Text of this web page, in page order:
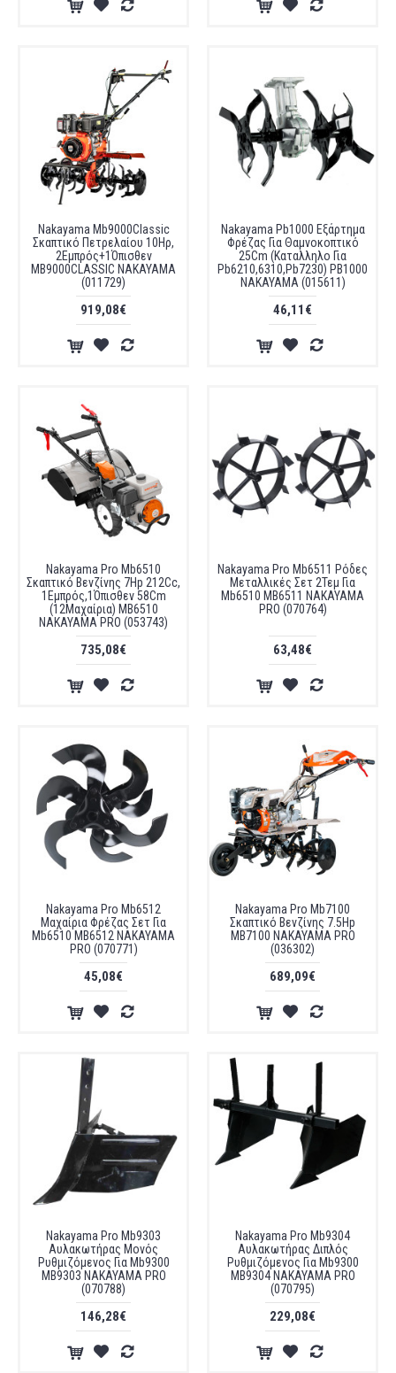
Nakayama Mb9000Classic
Σκαπτικό Πετρελαίου 10Ηρ,
2Εμπρός+1Όπισθεν
MB9000CLASSIC NAKAYAMA
(011729)
919,08€
Nakayama Pb1000 Εξάρτημα
Φρέζας Για Θαμνοκοπτικό
25Cm (Καταλληλο Για
Pb6210,6310,Pb7230) PB1000
NAKAYAMA (015611)
46,11€
Nakayama Pro Mb6510
Σκαπτικό Βενζίνης 7Ηp 212Cc,
1Εμπρός,1Όπισθεν 58Cm
(12Μαχαίρια) MB6510
NAKAYAMA PRO (053743)
735,08€
Nakayama Pro Mb6511 Ρόδες
Μεταλλικές Σετ 2Τεμ Για
Mb6510 MB6511 NAKAYAMA
PRO (070764)
63,48€
Nakayama Pro Mb6512
Μαχαίρια Φρέζας Σετ Για
Mb6510 MB6512 NAKAYAMA
PRO (070771)
45,08€
Nakayama Pro Mb7100
Σκαπτικό Βενζίνης 7.5Hp
MB7100 NAKAYAMA PRO
(036302)
689,09€
Nakayama Pro Mb9303
Αυλακωτήρας Μονός
Ρυθμιζόμενος Για Mb9300
MB9303 NAKAYAMA PRO
(070788)
146,28€
Nakayama Pro Mb9304
Αυλακωτήρας Διπλός
Ρυθμιζόμενος Για Mb9300
MB9304 NAKAYAMA PRO
(070795)
229,08€